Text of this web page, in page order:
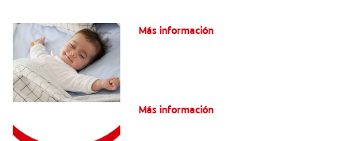
Más información
Más información